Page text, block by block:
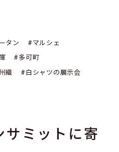
タン
#マルシェ
#多可町
織 #白シャツの展示会
サミットに寄